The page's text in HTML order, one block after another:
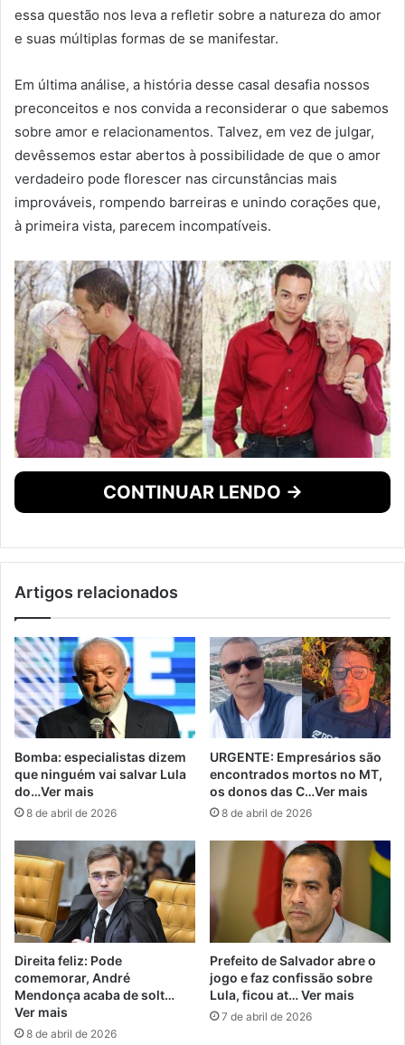
essa questão nos leva a refletir sobre a natureza do amor
e suas múltiplas formas de se manifestar.
Em última análise, a história desse casal desafia nossos
preconceitos e nos convida a reconsiderar o que sabemos
sobre amor e relacionamentos. Talvez, em vez de julgar,
devêssemos estar abertos à possibilidade de que o amor
verdadeiro pode florescer nas circunstâncias mais
improváveis, rompendo barreiras e unindo corações que,
à primeira vista, parecem incompatíveis.
CONTINUAR LENDO →
Artigos relacionados
Bomba: especialistas dizem
que ninguém vai salvar Lula
do…Ver mais
8 de abril de 2026
URGENTE: Empresários são
encontrados mortos no MT,
os donos das C…Ver mais
8 de abril de 2026
Direita feliz: Pode
comemorar, André
Mendonça acaba de solt…
Ver mais
8 de abril de 2026
Prefeito de Salvador abre o
jogo e faz confissão sobre
Lula, ficou at… Ver mais
7 de abril de 2026